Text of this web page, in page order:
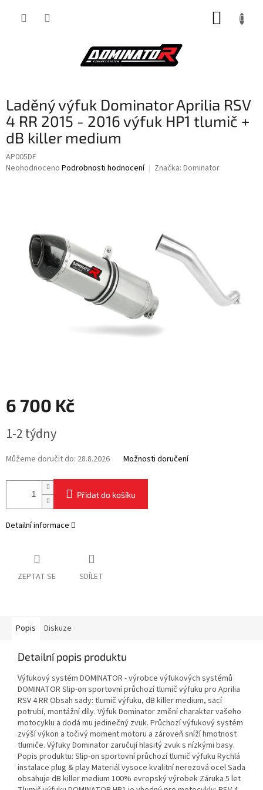
Laděný výfuk Dominator Aprilia RSV
4 RR 2015 - 2016 výfuk HP1 tlumič +
dB killer medium
AP005DF
Průměrné
hvězdiček.
Neohodnoceno Podrobnosti hodnocení Značka: Dominator
6 700 Kč
cena:
1-2 týdny
Můžeme doručit do: 28.8.2026 Možnosti doručení
Přidat do košíku
Detailní informace
ZEPTAT SE SDÍLET
Popis Diskuze
Detailní popis produktu
Výfukový systém DOMINATOR - výrobce výfukových systémů
DOMINATOR Slip-on sportovní průchozí tlumič výfuku pro Aprilia
RSV 4 RR Obsah sady: tlumič výfuku, dB killer medium, sací
potrubí, montážní díly. Výfuk Dominator změní charakter vašeho
motocyklu a dodá mu jedinečný zvuk. Průchozí výfukový systém
zvýší výkon a točivý moment motoru a zároveň sníží hmotnost
tlumiče. Výfuky Dominator zaručují hlasitý zvuk s nízkými basy.
Popis produktu: Slip-on sportovní průchozí tlumič výfuku Rychlá
instalace plug & play Materiál vysoce kvalitní nerezová ocel Sada
obsahuje dB killer medium 100% evropský výrobek Záruka 5 let